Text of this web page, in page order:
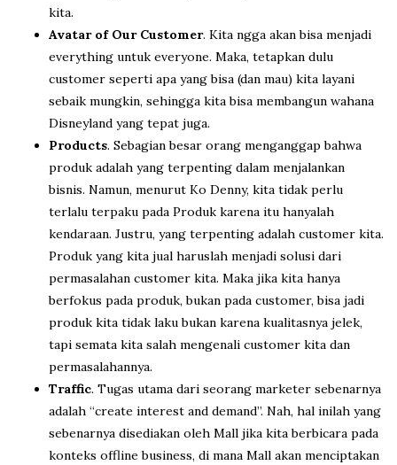
kita.
Avatar of Our Customer. Kita ngga akan bisa menjadi
everything untuk everyone. Maka, tetapkan dulu
customer seperti apa yang bisa (dan mau) kita layani
sebaik mungkin, sehingga kita bisa membangun wahana
Disneyland yang tepat juga.
Products. Sebagian besar orang menganggap bahwa
produk adalah yang terpenting dalam menjalankan
bisnis. Namun, menurut Ko Denny, kita tidak perlu
terlalu terpaku pada Produk karena itu hanyalah
kendaraan. Justru, yang terpenting adalah customer kita.
Produk yang kita jual haruslah menjadi solusi dari
permasalahan customer kita. Maka jika kita hanya
berfokus pada produk, bukan pada customer, bisa jadi
produk kita tidak laku bukan karena kualitasnya jelek,
tapi semata kita salah mengenali customer kita dan
permasalahannya.
Traffic. Tugas utama dari seorang marketer sebenarnya
adalah “create interest and demand”. Nah, hal inilah yang
sebenarnya disediakan oleh Mall jika kita berbicara pada
konteks offline business, di mana Mall akan menciptakan